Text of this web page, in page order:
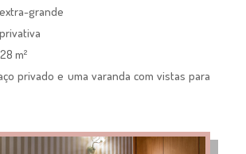
extra-grande
m²
privado e uma varanda com vistas para